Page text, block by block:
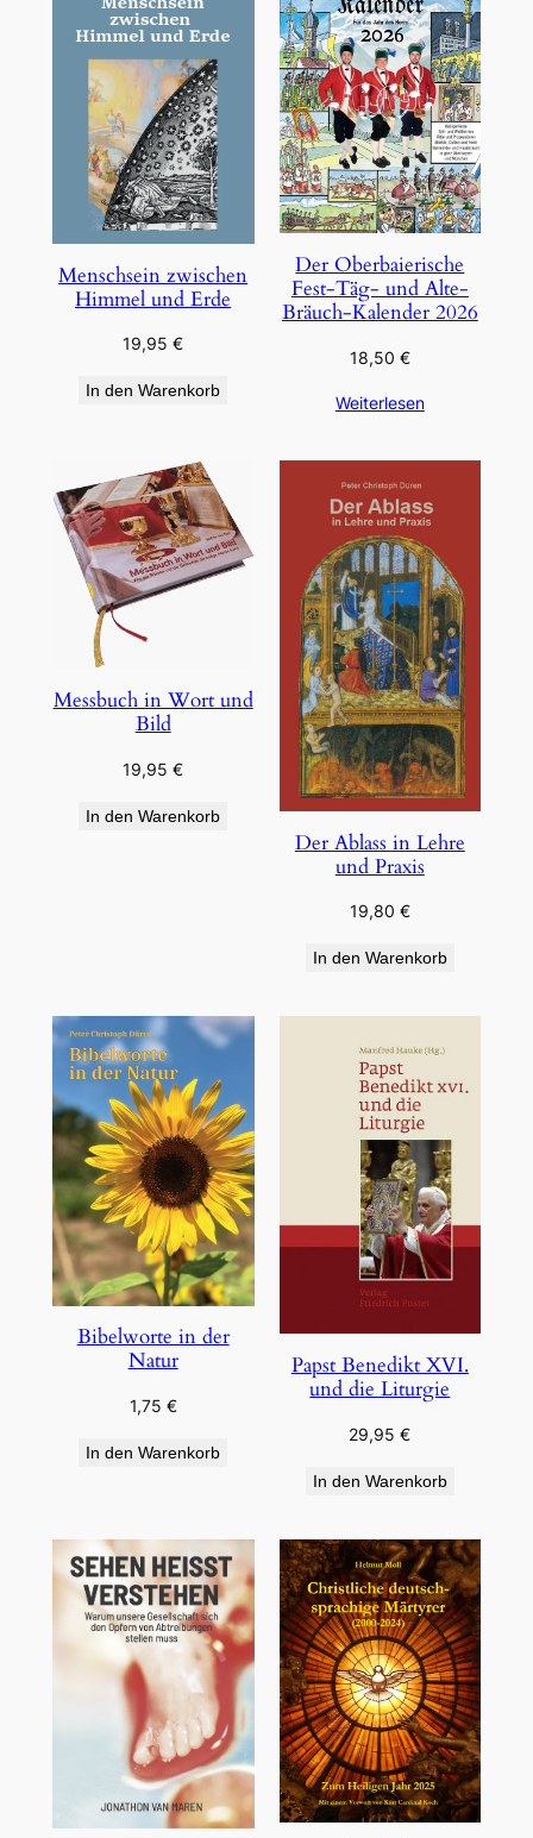
Menschsein zwischen
Himmel und Erde
19,95€
In den Warenkorb
Der Oberbaierische
Fest-Täg- und Alte-
Bräuch-Kalender 2026
18,50 €
Weiterlesen
Messbuch in Wort und
Bild
19,95€
In den Warenkorb
Der Ablass in Lehre
und Praxis
19,80 €
In den Warenkorb
Bibelworte in der
Natur
1,75 €
In den Warenkorb
Papst Benedikt XVI.
und die Liturgie
29,95€
In den Warenkorb